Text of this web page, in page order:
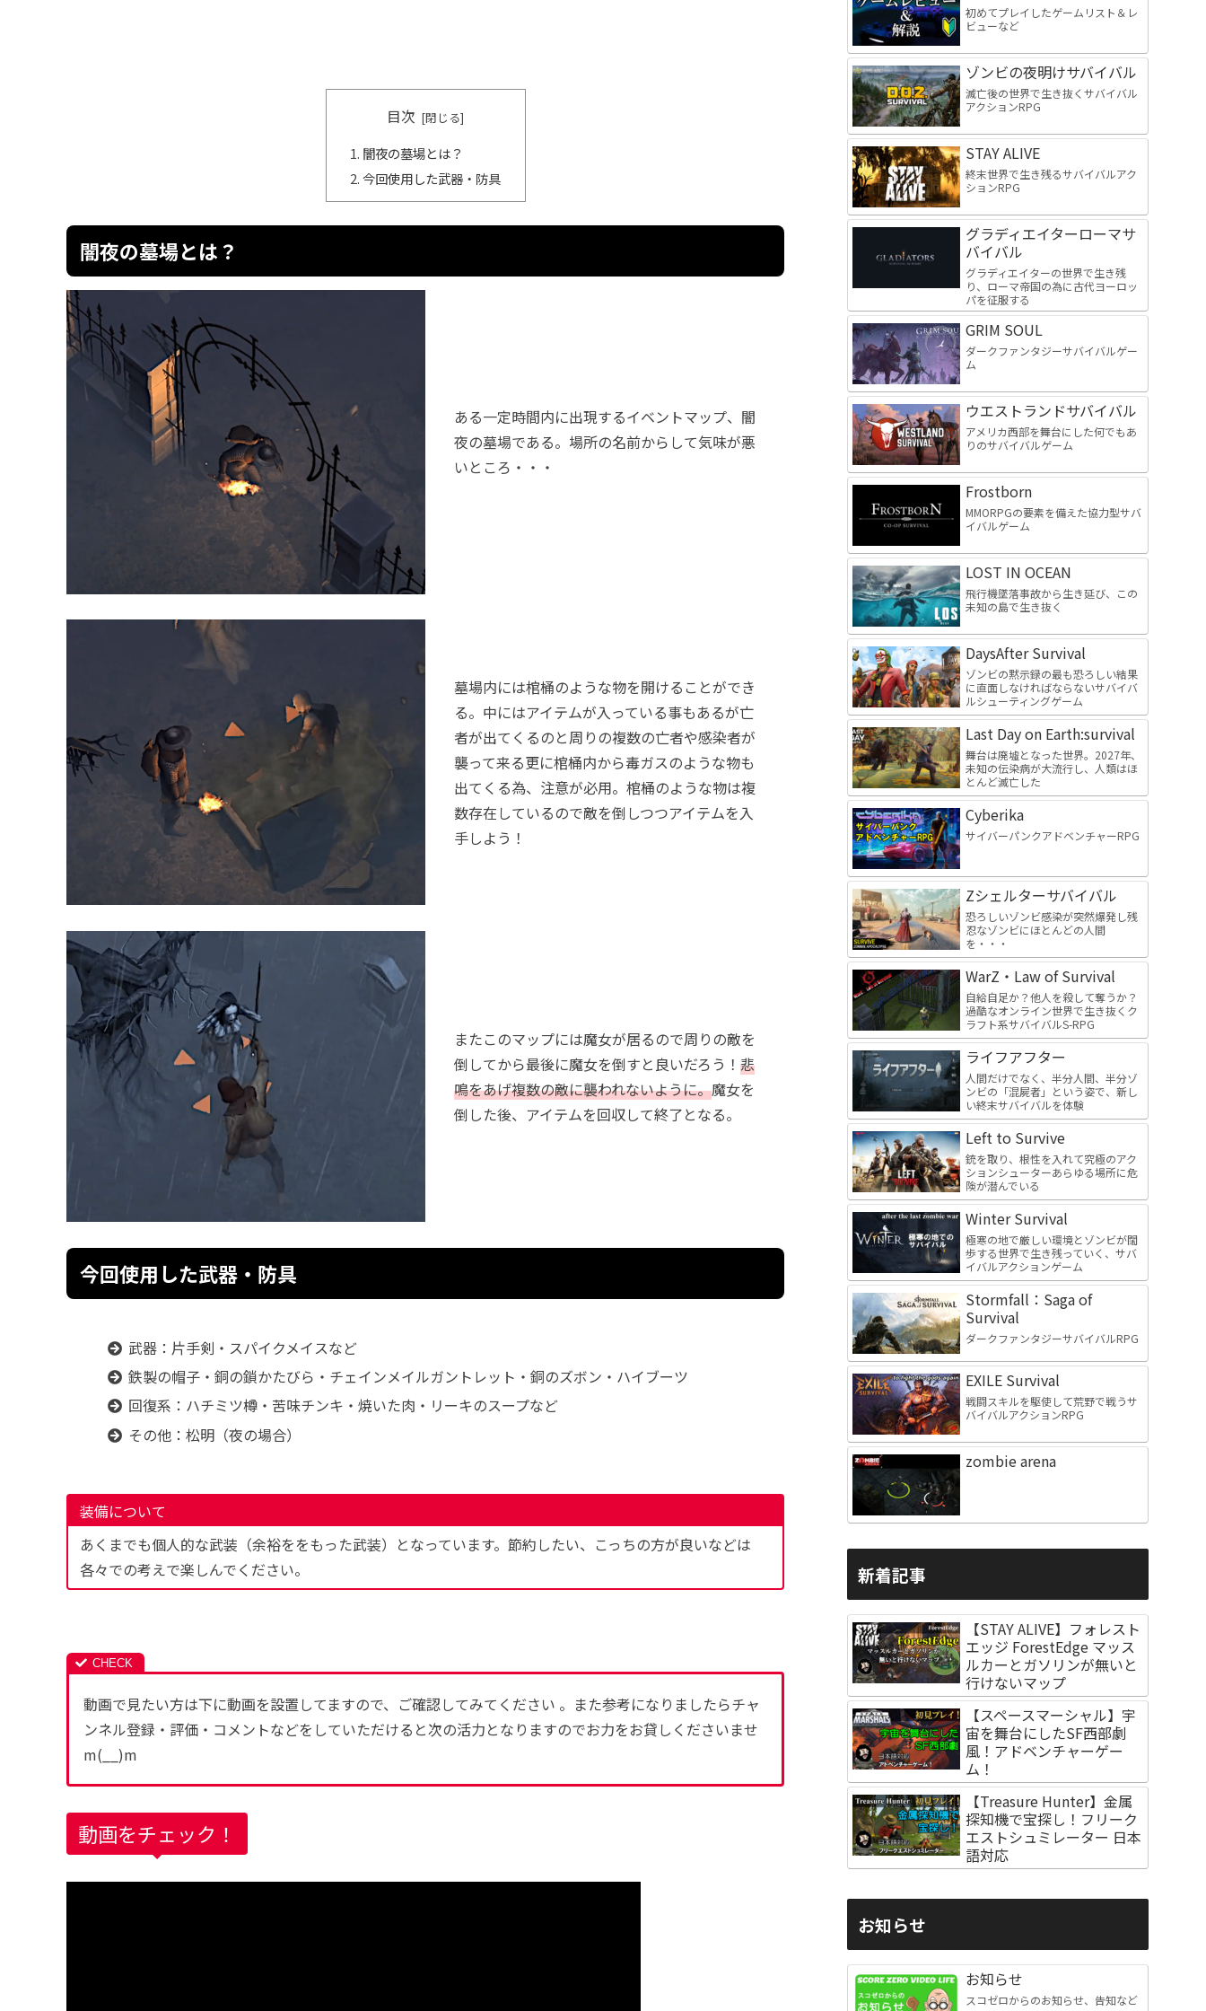
目次
闇夜の墓場とは？
今回使用した武器・防具
闇夜の墓場とは？
ある一定時間内に出現するイベントマップ、闇
夜の墓場である。場所の名前からして気味が悪
いところ・・・
墓場内には棺桶のような物を開けることができ
る。中にはアイテムが入っている事もあるが亡
者が出てくるのと周りの複数の亡者や感染者が
襲って来る更に棺桶内から毒ガスのような物も
出てくる為、注意が必用。棺桶のような物は複
数存在しているので敵を倒しつつアイテムを入
手しよう！
またこのマップには魔女が居るので周りの敵を
倒してから最後に魔女を倒すと良いだろう！ 悲
鳴をあげ複数の敵に襲われないように。魔女を
倒した後、アイテムを回収して終了となる。
今回使用した武器・防具
武器：片手剣・スパイクメイスなど
鉄製の帽子・銅の鎖かたびら・チェインメイルガントレット・銅のズボン・ハイブーツ
回復系：ハチミツ樽・苦味チンキ・焼いた肉・リーキのスープなど
その他：松明（夜の場合）
装備について
あくまでも個人的な武装（余裕ををもった武装）となっています。節約したい、こっちの方が良いなどは
各々での考えで楽しんでください。
動画で見たい方は下に動画を設置してますので、ご確認してみてください 。また参考になりましたらチャ
ンネル登録・評価・コメントなどをしていただけると次の活力となりますのでお力をお貸しくださいませ
m(__)m
動画をチェック！
初めてプレイしたゲームリスト＆レ
ビューなど
ゾンビの夜明けサバイバル
滅亡後の世界で生き抜くサバイバル
アクションRPG
STAY ALIVE
終末世界で生き残るサバイバルアク
ションRPG
グラディエイターローマサ
バイバル
グラディエイターの世界で生き残
り、ローマ帝国の為に古代ヨーロッ
パを征服する
GRIM SOUL
ダークファンタジーサバイバルゲー
ム
ウエストランドサバイバル
アメリカ西部を舞台にした何でもあ
りのサバイバルゲーム
Frostborn
MMORPGの要素を備えた協力型サバ
イバルゲーム
LOST IN OCEAN
飛行機墜落事故から生き延び、この
未知の島で生き抜く
DaysAfter Survival
ゾンビの黙示録の最も恐ろしい結果
に直面しなければならないサバイバ
ルシューティングゲーム
Last Day on Earth:survival
舞台は廃墟となった世界。2027年、
未知の伝染病が大流行し、人類はほ
とんど滅亡した
Cyberika
サイバーパンクアドベンチャーRPG
Zシェルターサバイバル
恐ろしいゾンビ感染が突然爆発し残
忍なゾンビにほとんどの人間
を・・・
WarZ・Law of Survival
自給自足か？他人を殺して奪うか？
過酷なオンライン世界で生き抜くク
ラフト系サバイバルS-RPG
ライフアフター
人間だけでなく、半分人間、半分ゾ
ンビの「混屍者」という姿で、新し
い終末サバイバルを体験
Left to Survive
銃を取り、根性を入れて究極のアク
ションシューターあらゆる場所に危
険が潜んでいる
Winter Survival
極寒の地で厳しい環境とゾンビが闊
歩する世界で生き残っていく、サバ
イバルアクションゲーム
Stormfall：Saga of
Survival
ダークファンタジーサバイバルRPG
EXILE Survival
戦闘スキルを駆使して荒野で戦うサ
バイバルアクションRPG
zombie arena
新着記事
【STAY ALIVE】フォレスト
エッジ ForestEdge マッス
ルカーとガソリンが無いと
行けないマップ
【スペースマーシャル】宇
宙を舞台にしたSF西部劇
風！アドベンチャーゲー
ム！
【Treasure Hunter】金属
探知機で宝探し！フリーク
エストシュミレーター 日本
語対応
お知らせ
お知らせ
スコゼロからのお知らせ、告知など